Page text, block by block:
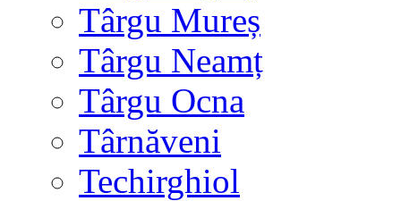
Târgu Mureș
Târgu Neamț
Târgu Ocna
Târnăveni
Techirghiol